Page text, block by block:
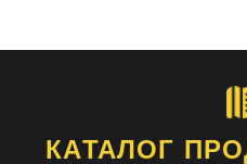
КАТАЛОГ